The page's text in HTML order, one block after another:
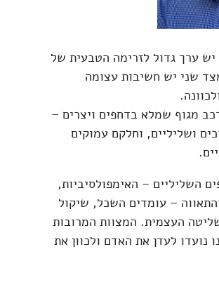
ערך גדול לזרימה הטבעית של
שני יש חשיבות עצומה
מגוף שמלא בדחפים ויצרים –
ושליליים, וחלקם עמוקים
השליליים – האימפולסיביות,
– עומדים השכל, שיקול
העצמית. המצוות המרובות
נועדו לעדן את האדם ולכוון את